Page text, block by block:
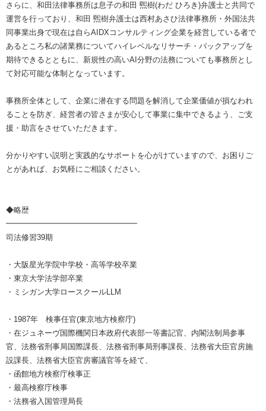
さらに、和田法律事務所は息子の和田 煕樹(わだ ひろき)弁護士と共同で
運営を行っており、和田 煕樹弁護士は西村あさひ法律事務所・外国法共
同事業出身で現在は自らAIDXコンサルティング企業を経営している者で
あるところ私の諸業務についてハイレベルなリサーチ・バックアップを
期待できるとともに、新規性の高いAI分野の法務についても事務所とし
て対応可能な体制となっています。
事務所全体として、企業に潜在する問題を解消して企業価値が損なわれ
ることを防ぎ、経営者の皆さまが安心して事業に集中できるよう、ご支
援・助言をさせていただきます。
分かりやすい説明と実践的なサポートを心がけていますので、お困りご
とがあれば、お気軽にご相談ください。
◆略歴
━━━━━━━━━━━━━━━━━
司法修習39期
・大阪星光学院中学校・高等学校卒業
・東京大学法学部卒業
・ミシガン大学ロースクールLLM
・1987年 検事任官(東京地方検察庁)
・在ジュネーヴ国際機関日本政府代表部一等書記官、内閣法制局参事
官、法務省刑事局国際課長、法務省刑事局刑事課長、法務省大臣官房施
設課長、法務省大臣官房審議官等を経て、
・函館地方検察庁検事正
・最高検察庁検事
・法務省入国管理局長